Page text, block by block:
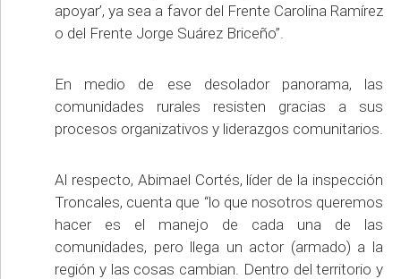
apoyar’, ya sea a favor del Frente Carolina Ramírez
o del Frente Jorge Suárez Briceño”.
En medio de ese desolador panorama, las
comunidades rurales resisten gracias a sus
procesos organizativos y liderazgos comunitarios.
Al respecto, Abimael Cortés, líder de la inspección
Troncales, cuenta que “lo que nosotros queremos
hacer es el manejo de cada una de las
comunidades, pero llega un actor (armado) a la
región y las cosas cambian. Dentro del territorio y